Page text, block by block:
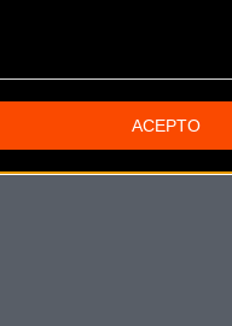
ACEPTO
TANDEM